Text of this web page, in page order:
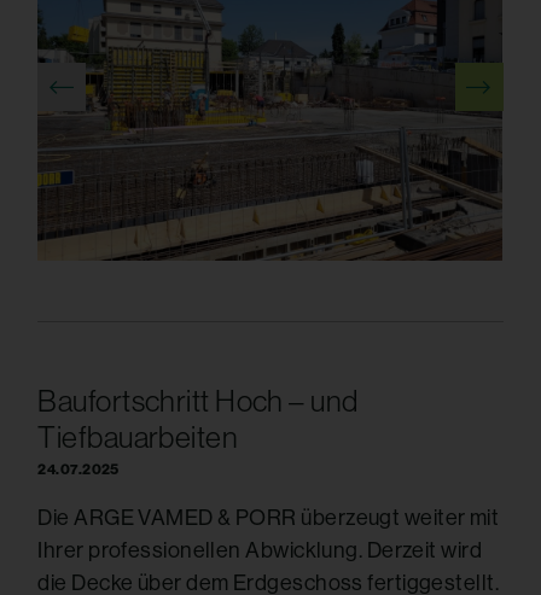
Baufortschritt Hoch – und
Tiefbauarbeiten
24.07.2025
Die ARGE VAMED & PORR überzeugt weiter mit
Ihrer professionellen Abwicklung. Derzeit wird
die Decke über dem Erdgeschoss fertiggestellt.